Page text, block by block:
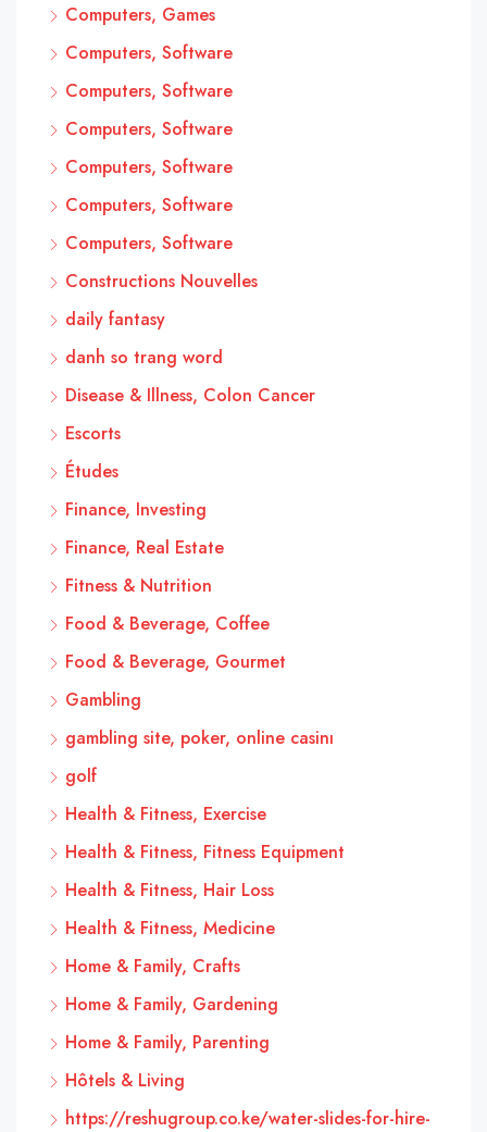
Computers, Games
Computers, Software
Computers, Software
Computers, Software
Computers, Software
Computers, Software
Computers, Software
Constructions Nouvelles
daily fantasy
danh so trang word
Disease & Illness, Colon Cancer
Escorts
Études
Finance, Investing
Finance, Real Estate
Fitness & Nutrition
Food & Beverage, Coffee
Food & Beverage, Gourmet
Gambling
gambling site, poker, online casinı
golf
Health & Fitness, Exercise
Health & Fitness, Fitness Equipment
Health & Fitness, Hair Loss
Health & Fitness, Medicine
Home & Family, Crafts
Home & Family, Gardening
Home & Family, Parenting
Hôtels & Living
https://reshugroup.co.ke/water-slides-for-hire-